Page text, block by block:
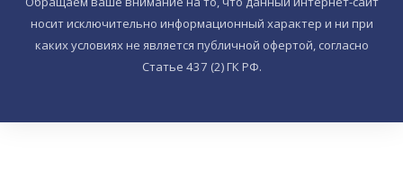
носит исключительно информационный характер и ни при
каких условиях не является публичной офертой, согласно
Статье 437 (2) ГК РФ.